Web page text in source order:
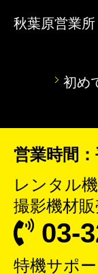
秋葉原営業所
初め
営業時間
レンタル
撮影機材
03-
特機サポー